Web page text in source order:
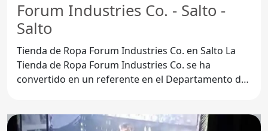
Forum Industries Co. - Salto -
Salto
Tienda de Ropa Forum Industries Co. en Salto La
Tienda de Ropa Forum Industries Co. se ha
convertido en un referente en el Departamento de